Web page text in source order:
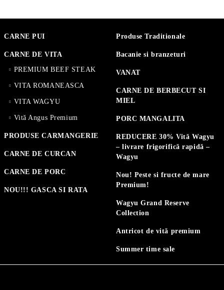
CARNE PUI
CARNE DE VITA
PREMIUM BEEF STEAK
VITA ROMANEASCA
VITA WAGYU
Vită Angus Premium
PRODUSE CARMANGERIE
CARNE DE CURCAN
CARNE DE PORC
NOU!!! GASCA SI RATA
Produse Traditionale
Bacanie si branzeturi
VANAT
CARNE DE BERBECUT SI
MIEL
PORC MANGALITA
REDUCERE 30% Vită Wagyu
– livrare frigorifică rapidă –
Wagyu
Nou! Peste si fructe de mare
Premium!
Wagyu Grand Reserve
Collection
Antricot de vită premium
Summer time sale